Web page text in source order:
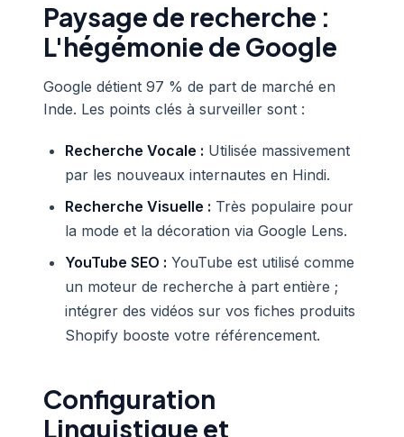
Paysage de recherche :
L'hégémonie de Google
Google détient 97 % de part de marché en
Inde. Les points clés à surveiller sont :
Recherche Vocale : Utilisée massivement
par les nouveaux internautes en Hindi.
Recherche Visuelle : Très populaire pour
la mode et la décoration via Google Lens.
YouTube SEO : YouTube est utilisé comme
un moteur de recherche à part entière ;
intégrer des vidéos sur vos fiches produits
Shopify booste votre référencement.
Configuration
Linguistique et